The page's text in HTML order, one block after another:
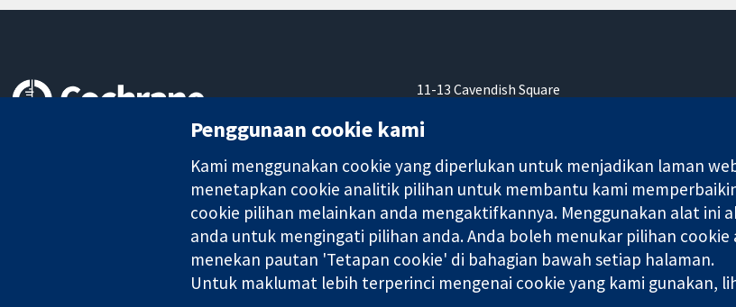
11-13 Cavendish Square
W1G 0AN
Kolaborasi Cochrane ialah sebuah badan amal (no. 1045921) dan sebuah syarikat terhad oleh jaminan (no. 03044323)
Hak Cipta © 2026 Kolabrasi Cochrane
Penggunaan cookie kami
Kami menggunakan cookie yang diperlukan untuk menjadikan laman
menetapkan cookie analitik pilihan untuk membantu kami
cookie pilihan melainkan anda mengaktifkannya. Menggunakan alat ini
anda untuk mengingati pilihan anda. Anda boleh menukar pilihan cookie
menekan pautan 'Tetapan cookie' di bahagian bawah setiap halaman.
Untuk maklumat lebih terperinci mengenai cookie yang kami gunakan,